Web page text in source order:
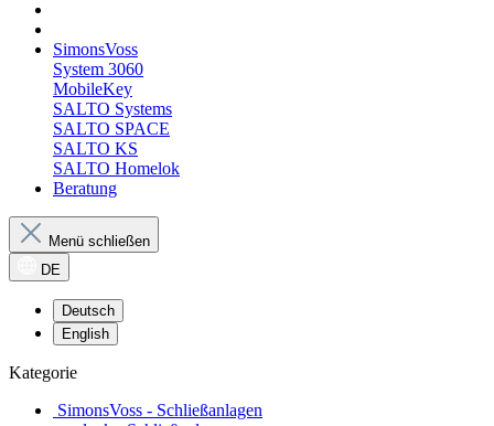
SimonsVoss
System 3060
MobileKey
SALTO Systems
SALTO SPACE
SALTO KS
SALTO Homelok
Beratung
Menü schließen
DE
Deutsch
English
Kategorie
SimonsVoss - Schließanlagen